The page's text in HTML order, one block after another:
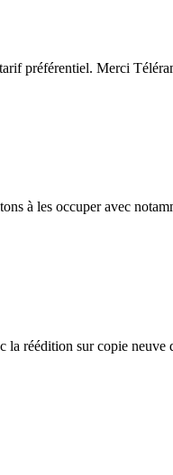
préférentiel. Merci
à les occuper avec
la réédition sur copie